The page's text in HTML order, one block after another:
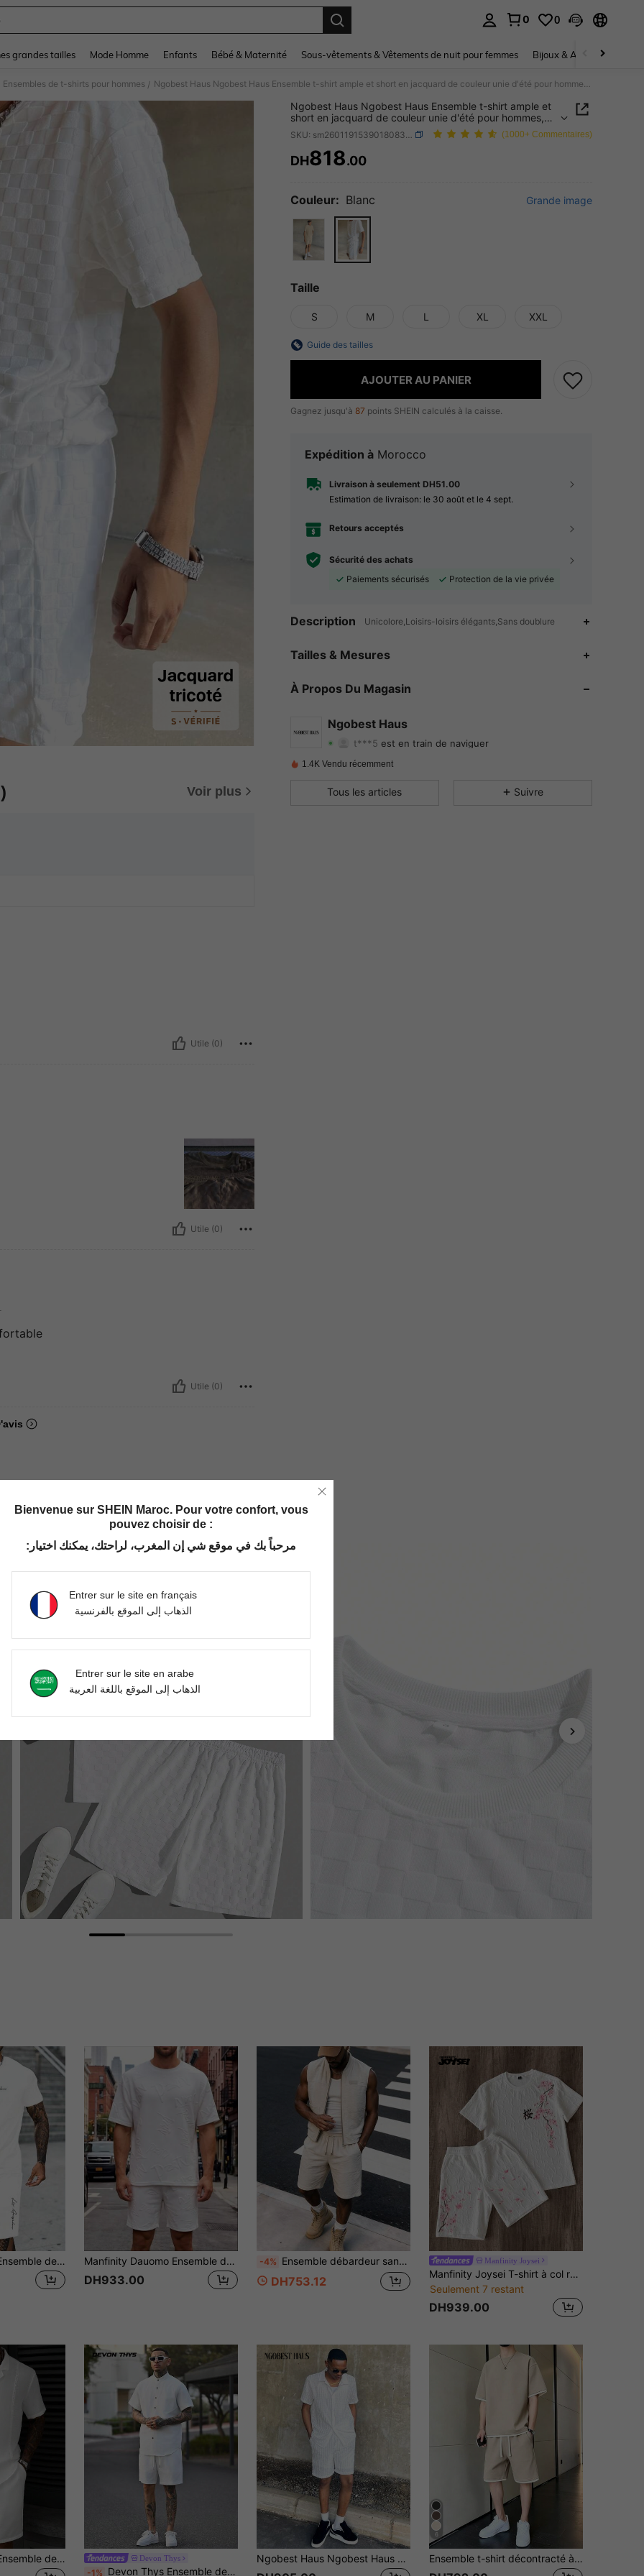
0 0
grandes tailles Mode Homme Enfants Bébé & Maternité Sous-vêtements & Vêtements de nuit pour femmes Bijoux & Accessoires pour
Ensembles de t-shirts pour hommes / Ngobest Haus Ngobest Haus Ensemble t-shirt ample et short en jacquard de couleur unie d'été pour hommes, tenue confortable
Voir plus
Utile (0)
Utile (0)
Utile (0)
Ngobest Haus Ngobest Haus Ensemble t-shirt ample et
short en jacquard de couleur unie d'été pour hommes,
tenue confortable
(1000+ Commentaires)
PRICE AND AVAILABILITY
DH818.00
Couleur: Blanc Grande image
Taille
S M L XL XXL
Guide des tailles
AJOUTER AU PANIER
Gagnez jusqu'à 87 points SHEIN calculés à la caisse.
Expédition à Morocco
Livraison à seulement DH51.00
Estimation de livraison: le 30 août et le 4 sept.
Retours acceptés
Sécurité des achats
Paiements sécurisés
Protection de la vie privée
Description Unicolore,Loisirs-loisirs élégants,Sans doublure
Tailles & Mesures
À Propos Du Magasin
Ngobest Haus
4.75 Evaluation 263Articles 2.8K
1.4K Vendu récemment
Tous les articles Suivre
Manfinity Homme Ensemble de 2 pièces T-shirt à manches courtes et shorts tricotés blancs pour hommes Manfinity Dauomo Ensemble décontracté t-shirt à col ras-du-cou à manches courtes et short avec lettres gaufrées pour hommes
DH933.00
-4% Ensemble débardeur sans manches ample en tissu froissé style INS décontracté pour homme, streetwear quotidien, cadeau pour petit ami/mari, cadeau d'anniversaire
DH753.12
Manfinity Joysei
Manfinity Joysei T-shirt à col rond à manches courtes et short à motif floral pour hommes, tenue décontractée pour tous les jours
Seulement 7 restant
DH939.00
Manfinity Homme Ensemble de chemise décontractée texturée en dentelle pour homme mûr Devon Thys
-1% Devon Thys Ensemble de 2 pièces Manfinity Modomio Chemise décontractée à col montant et coupe slim, manches courtes, pour homme. Convient pour le port quotidien, la plage. Ensemble chemise et short de plage pour hommes, Vieux argent
Ngobest Haus Ngobest Haus Ensemble décontracté de vacances en 2 pièces pour hommes GloMan, chemise à manches courtes à col cranté de haute qualité avec texture à rayures et couleur unie, et short à cordon de serrage. Convient pour l'été, les sorties en couple, les cadeaux de la Saint-Valentin
6
Ensemble t-shirt décontracté à col rond et manches tombantes avec couleurs contrastées, et short à taille élastique pour hommes en été
Bienvenue sur SHEIN Maroc. Pour votre confort, vous
pouvez choisir de :
مرحباً بك في موقع شي إن المغرب، لراحتك، يمكنك اختيار:
Entrer sur le site en français
الذهاب إلى الموقع بالفرنسية
Entrer sur le site en arabe
الذهاب إلى الموقع باللغة العربية